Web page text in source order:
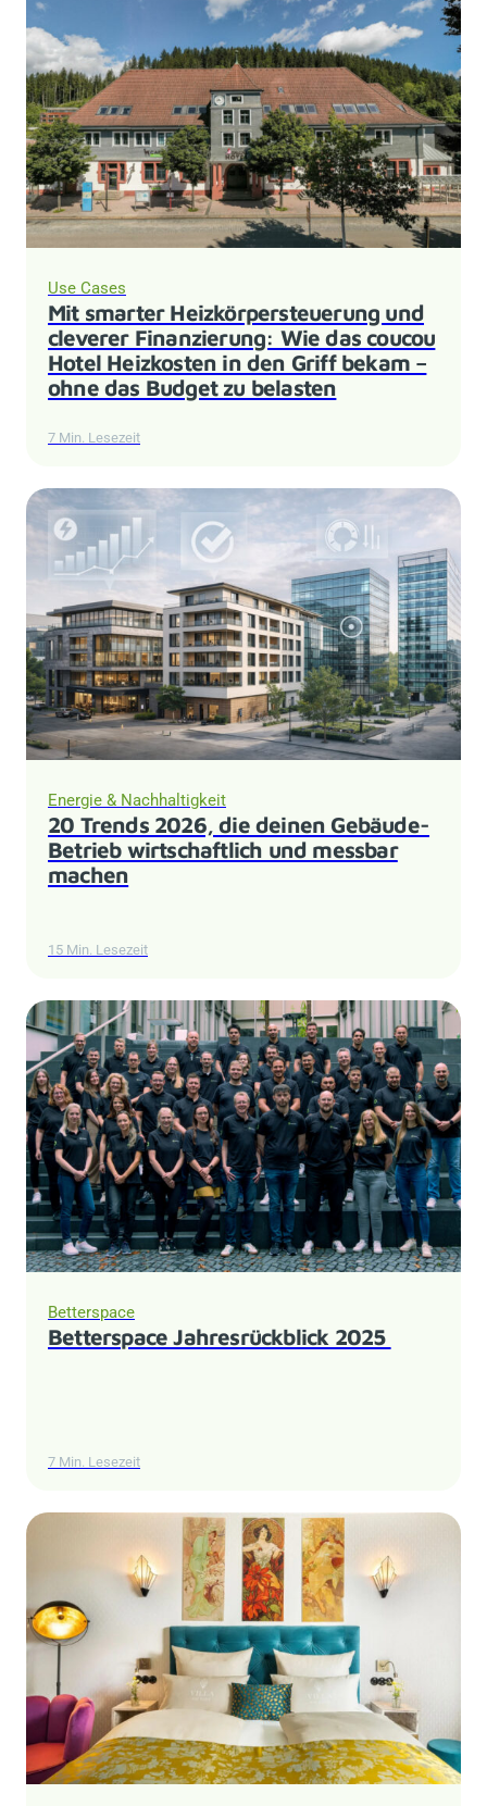
Use Cases
Mit smarter Heizkörpersteuerung und
cleverer Finanzierung: Wie das coucou
Hotel Heizkosten in den Griff bekam –
ohne das Budget zu belasten
7 Min. Lesezeit
Energie & Nachhaltigkeit
20 Trends 2026, die deinen Gebäude-
Betrieb wirtschaftlich und messbar
machen
15 Min. Lesezeit
Betterspace
Betterspace Jahresrückblick 2025
7 Min. Lesezeit